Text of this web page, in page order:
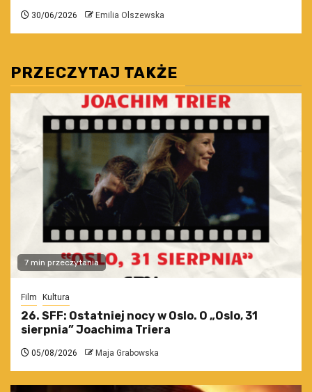
30/06/2026 Emilia Olszewska
PRZECZYTAJ TAKŻE
7 min przeczytania
Film Kultura
26. SFF: Ostatniej nocy w Oslo. O „Oslo, 31
sierpnia” Joachima Triera
05/08/2026 Maja Grabowska